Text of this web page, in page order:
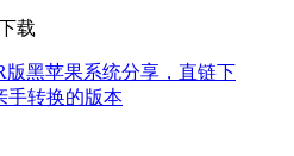
载